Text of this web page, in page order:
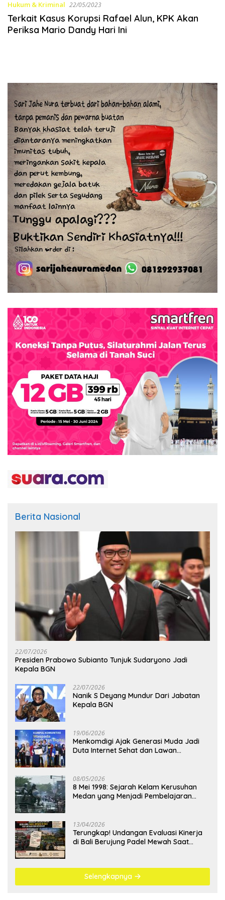
Hukum & Kriminal 22/05/2023
Terkait Kasus Korupsi Rafael Alun, KPK Akan
Periksa Mario Dandy Hari Ini
Berita Nasional
22/07/2026
Presiden Prabowo Subianto Tunjuk Sudaryono Jadi
Kepala BGN
22/07/2026
Nanik S Deyang Mundur Dari Jabatan
Kepala BGN
19/06/2026
Menkomdigi Ajak Generasi Muda Jadi
Duta Internet Sehat dan Lawan
08/05/2026
8 Mei 1998: Sejarah Kelam Kerusuhan
Medan yang Menjadi Pembelajaran
13/04/2026
Terungkap! Undangan Evaluasi Kinerja
di Bali Berujung Padel Mewah Saat
Selengkapnya